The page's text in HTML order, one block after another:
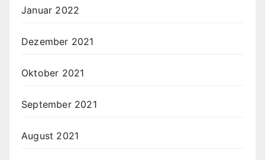
Januar 2022
Dezember 2021
Oktober 2021
September 2021
August 2021